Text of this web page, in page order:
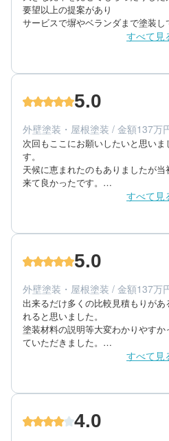
要望以上の提案があり
サービスで塀やベランダまで塗装し
思ったより値段がリーズナブルなこ
担当者はフットワークの良い方
相談しやすい方でした
すべて見
担当者 5
60代/女性/一戸建て
築年数：30年
5.0
外壁塗装・屋根塗装 / 金額137万
次回もここにお願いしたいと思い
す。
天候に恵まれたのもありましたが
来て良かったです。
繰り返し塗りをやって頂いたとの
すべて見
満足度 5
50代/男性/一戸建て
築年数：30年
5.0
外壁塗装・屋根塗装 / 金額137万
出来るだけ多くの比較見積もりが
れると思いました。
塗装材料の説明等大変わかりやす
ていただきました。
比較見積もりで大差無く、実際に
ろのちょっとした修復などいろい
連絡を細かく頂きましたし、状況
かったかなと思いました。（屋根
すべて見
担当者 5
50代/男性/一戸建て
4.0